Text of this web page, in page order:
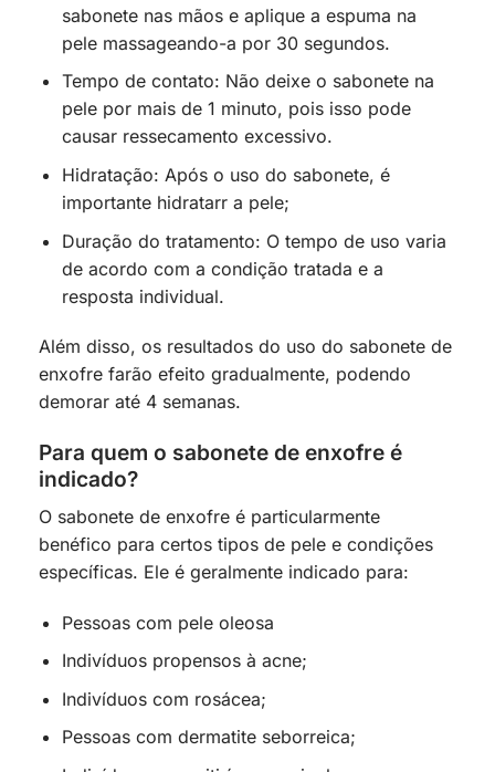
sabonete nas mãos e aplique a espuma na
pele massageando-a por 30 segundos.
Tempo de contato: Não deixe o sabonete na
pele por mais de 1 minuto, pois isso pode
causar ressecamento excessivo.
Hidratação: Após o uso do sabonete, é
importante hidratarr a pele;
Duração do tratamento: O tempo de uso varia
de acordo com a condição tratada e a
resposta individual.
Além disso, os resultados do uso do sabonete de
enxofre farão efeito gradualmente, podendo
demorar até 4 semanas.
Para quem o sabonete de enxofre é
indicado?
O sabonete de enxofre é particularmente
benéfico para certos tipos de pele e condições
específicas. Ele é geralmente indicado para:
Pessoas com pele oleosa
Indivíduos propensos à acne;
Indivíduos com rosácea;
Pessoas com dermatite seborreica;